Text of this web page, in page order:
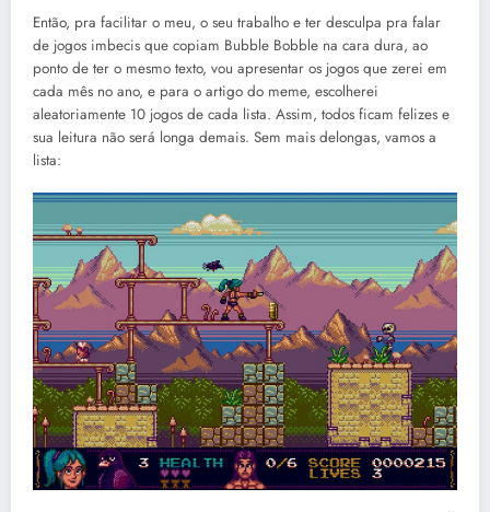
Então, pra facilitar o meu, o seu trabalho e ter desculpa pra falar
de jogos imbecis que copiam Bubble Bobble na cara dura, ao
ponto de ter o mesmo texto, vou apresentar os jogos que zerei em
cada mês no ano, e para o artigo do meme, escolherei
aleatoriamente 10 jogos de cada lista. Assim, todos ficam felizes e
sua leitura não será longa demais. Sem mais delongas, vamos a
lista: